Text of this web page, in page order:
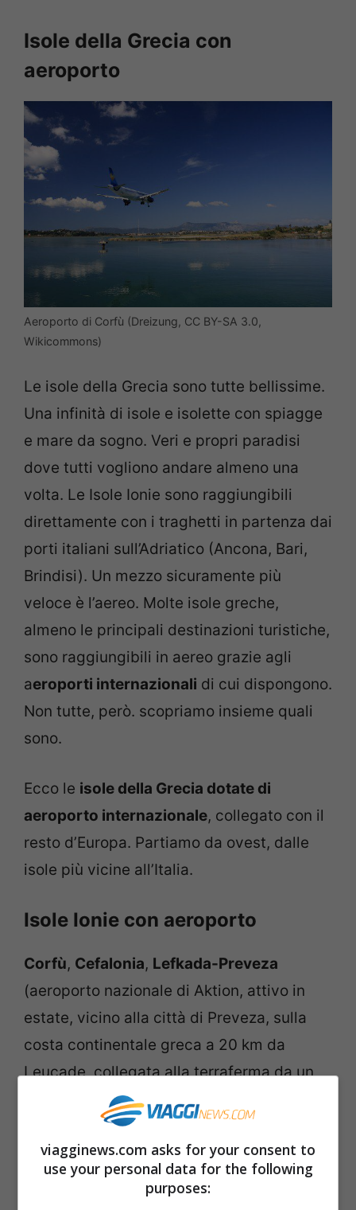
Isole della Grecia con
aeroporto
Aeroporto di Corfù (Dreizung, CC BY-SA 3.0,
Wikicommons)
Le isole della Grecia sono tutte bellissime.
Una infinità di isole e isolette con spiagge
e mare da sogno. Veri e propri paradisi
dove tutti vogliono andare almeno una
volta. Le Isole Ionie sono raggiungibili
direttamente con i traghetti in partenza dai
porti italiani sull’Adriatico (Ancona, Bari,
Brindisi). Un mezzo sicuramente più
veloce è l’aereo. Molte isole greche,
almeno le principali destinazioni turistiche,
sono raggiungibili in aereo grazie agli
aeroporti internazionali di cui dispongono.
Non tutte, però. scopriamo insieme quali
sono.
Ecco le isole della Grecia dotate di
aeroporto internazionale, collegato con il
resto d’Europa. Partiamo da ovest, dalle
isole più vicine all’Italia.
Isole Ionie con aeroporto
Corfù, Cefalonia, Lefkada-Preveza
(aeroporto nazionale di Aktion, attivo in
estate, vicino alla città di Preveza, sulla
costa continentale greca a 20 km da
Leucade, collegata alla terraferma da un
Zante, Citera (solo aeroporto
Aeroporti a Creta
viagginews.com asks for your consent to
use your personal data for the following
purposes: